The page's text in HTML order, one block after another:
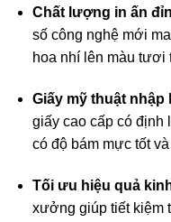
Chất lượng in ấn
số công nghệ mới
hoa nhí lên màu tươi
Giấy mỹ thuật nhập
giấy cao cấp có định
có độ bám mực tốt
Tối ưu hiệu quả
xưởng giúp tiết kiệm